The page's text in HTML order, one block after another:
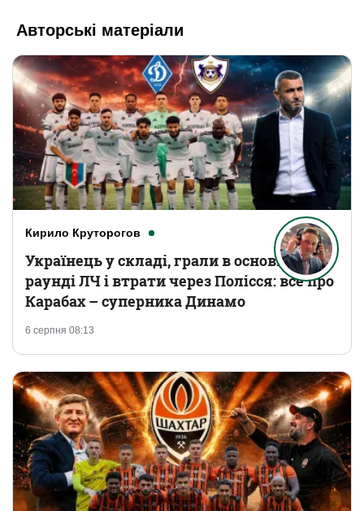
Авторські матеріали
Кирило Круторогов
6 серпня 08:13
Українець у складі, грали в основному
раунді ЛЧ і втрати через Полісся: все про
Карабах – суперника Динамо